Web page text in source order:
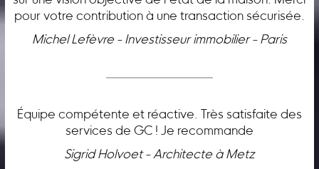
pour votre contribution à une transaction sécurisée.
Michel Lefèvre - Investisseur immobilier - Paris
Équipe compétente et réactive. Très satisfaite des
services de GC ! Je recommande
Sigrid Holvoet - Architecte à Metz